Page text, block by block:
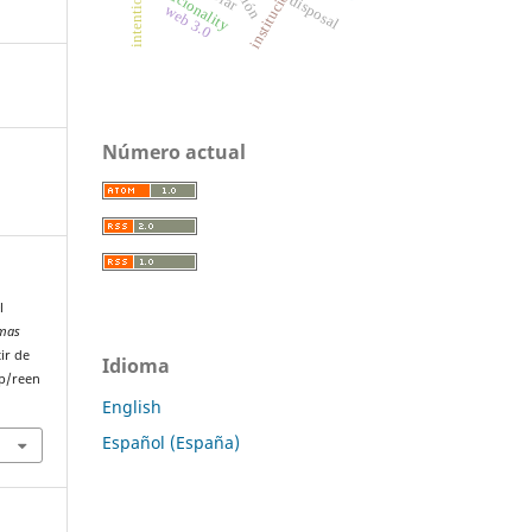
de
reen
racionality disposal
web 3.0
Número actual
Idioma
English
Español (España)